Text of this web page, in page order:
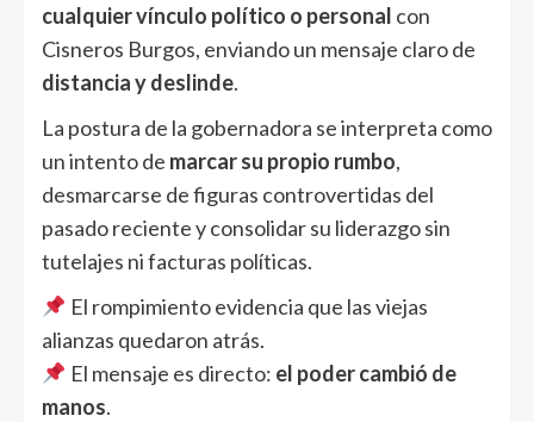
cualquier vínculo político o personal con
Cisneros Burgos, enviando un mensaje claro de
distancia y deslinde.
La postura de la gobernadora se interpreta como
un intento de marcar su propio rumbo,
desmarcarse de figuras controvertidas del
pasado reciente y consolidar su liderazgo sin
tutelajes ni facturas políticas.
El rompimiento evidencia que las viejas
alianzas quedaron atrás.
El mensaje es directo: el poder cambió de
manos.